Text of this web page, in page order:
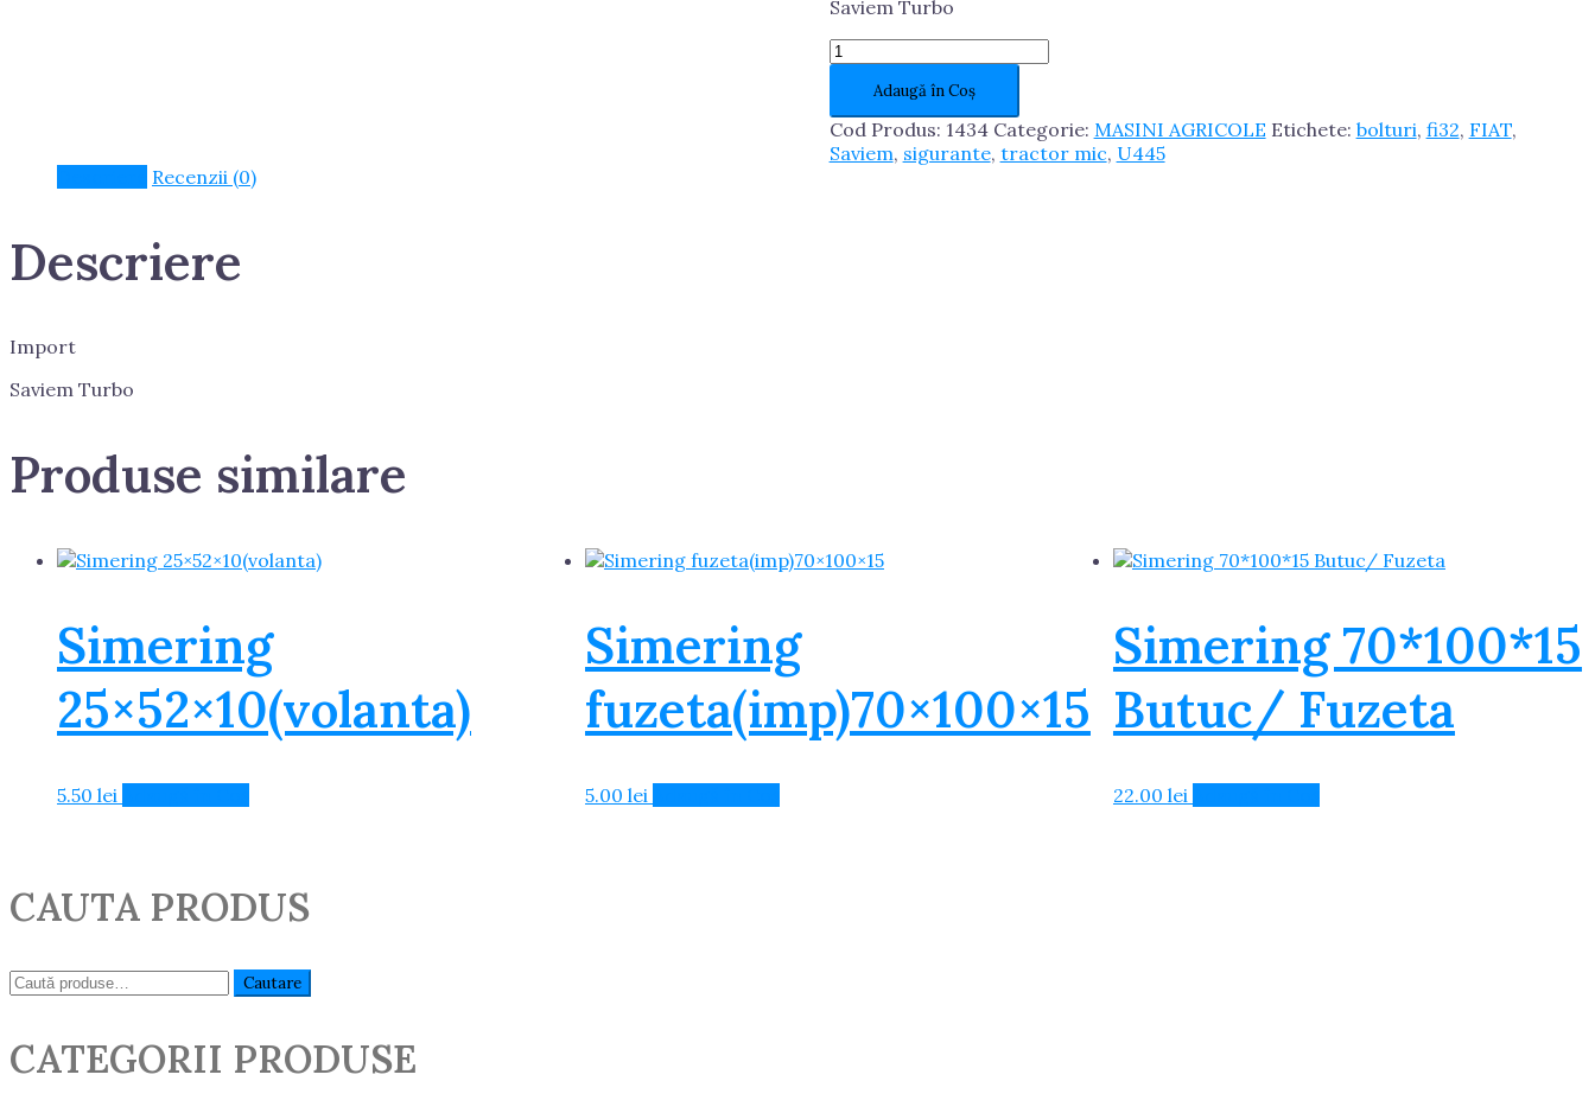
Saviem Turbo
Cantitate
Siguranta
Saviem
Turbo
Adaugă în Coș
Cod Produs: 1434 Categorie: MASINI AGRICOLE Etichete: bolturi, fi32, FIAT,
Saviem, sigurante, tractor mic, U445
Recenzii (0)
Descriere
Import
Saviem Turbo
Produse similare
Simering
25×52×10(volanta)
5.50 lei
Simering
fuzeta(imp)70×100×15
5.00 lei
Simering 70*100*15
Butuc/ Fuzeta
22.00 lei
CAUTA PRODUS
Caută: Cautare
CATEGORII PRODUSE